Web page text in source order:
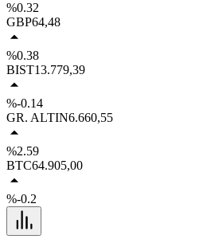
%0.32
GBP64,48
%0.38
BIST13.779,39
%-0.14
GR. ALTIN6.660,55
%2.59
BTC64.905,00
%-0.2